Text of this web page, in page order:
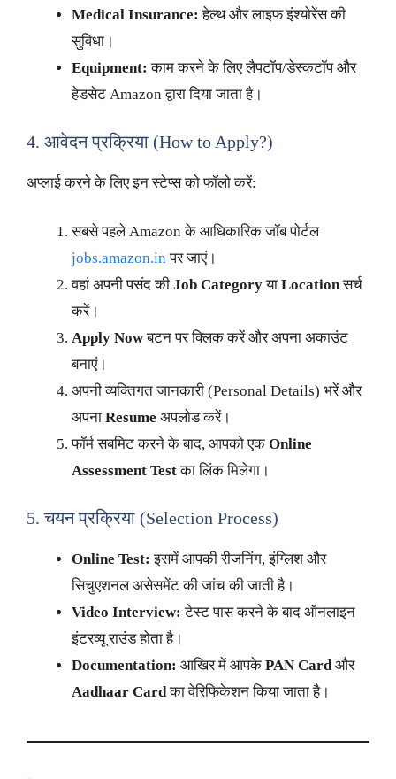
Medical Insurance: हेल्थ और लाइफ इंश्योरेंस की
सुविधा।
Equipment: काम करने के लिए लैपटॉप/डेस्कटॉप और
हेडसेट Amazon द्वारा दिया जाता है।
4. आवेदन प्रक्रिया (How to Apply?)
अप्लाई करने के लिए इन स्टेप्स को फॉलो करें:
सबसे पहले Amazon के आधिकारिक जॉब पोर्टल
jobs.amazon.in पर जाएं।
वहां अपनी पसंद की Job Categoryया Locationसर्च
करें।
Apply Nowबटन पर क्लिक करें और अपना अकाउंट
बनाएं।
अपनी व्यक्तिगत जानकारी (Personal Details) भरें और
अपना Resume अपलोड करें।
फॉर्म सबमिट करने के बाद, आपको एक Online
Assessment Testका लिंक मिलेगा।
5. चयन प्रक्रिया (Selection Process)
Online Test: इसमें आपकी रीजनिंग, इंग्लिश और
सिचुएशनल असेसमेंट की जांच की जाती है।
Video Interview: टेस्ट पास करने के बाद ऑनलाइन
इंटरव्यू राउंड होता है।
Documentation: आखिर में आपके PAN Cardऔर
Aadhaar Cardका वेरिफिकेशन किया जाता है।